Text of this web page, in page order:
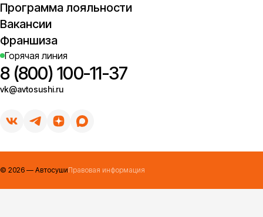
Программа лояльности
Вакансии
Франшиза
Горячая линия
8 (800) 100-11-37
vk@avtosushi.ru
© 2026 — АвтосушиПравовая информация